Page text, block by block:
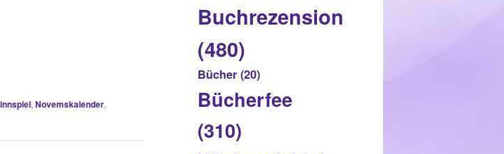
, Novemskalender,
Buchrezension
(480)
Bücher (20)
Bücherfee
(310)